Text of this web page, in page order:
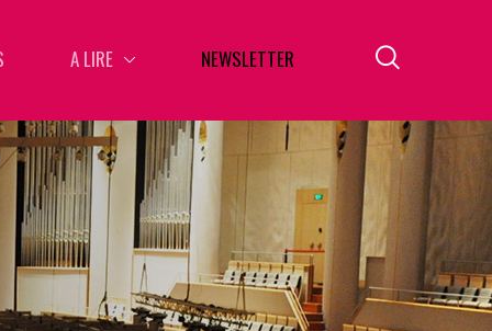
A LIRE NEWSLETTER